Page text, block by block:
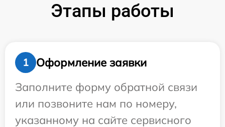
Этапы работы
1
Оформление заявки
Заполните форму обратной связи
или позвоните нам по номеру,
указанному на сайте сервисного